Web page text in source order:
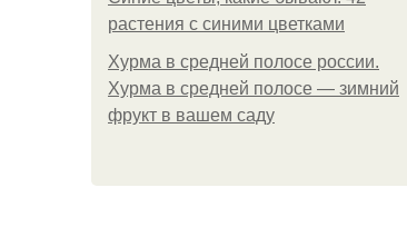
растения с синими цветками
Хурма в средней полосе россии.
Хурма в средней полосе — зимний
фрукт в вашем саду